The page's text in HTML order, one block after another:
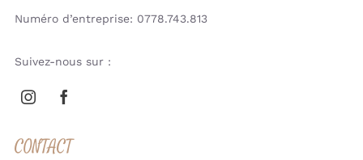
Numéro d’entreprise: 0778.743.813
Suivez-nous sur :
CONTACT